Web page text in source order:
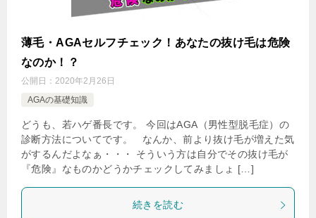
薄毛・AGAセルフチェック！あなたの抜け毛は危険
なのか！？
公開日： 2020年2月26日
AGAの基礎知識
どうも、若ハゲ番長です。 今回はAGA（男性型脱毛症）の
診断方法についてです。 なんか、前より抜け毛が増えた気
がするんだよなぁ・・・ そういう方は自分でその抜け毛が
『危険』なものかどうかチェックしてみましょ […]
続きを読む